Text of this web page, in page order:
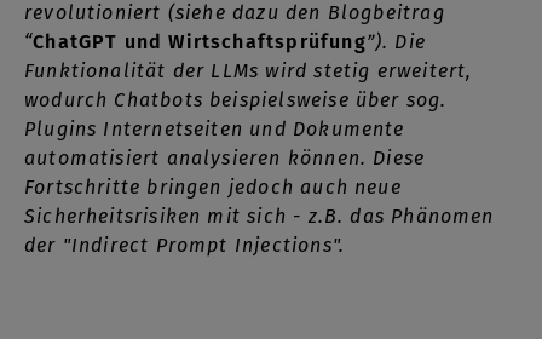
revolutioniert (siehe dazu den Blogbeitrag
“ChatGPT und Wirtschaftsprüfung”). Die
Funktionalität der LLMs wird stetig erweitert,
wodurch Chatbots beispielsweise über sog.
Plugins Internetseiten und Dokumente
automatisiert analysieren können. Diese
Fortschritte bringen jedoch auch neue
Sicherheitsrisiken mit sich - z.B. das Phänomen
der "Indirect Prompt Injections".